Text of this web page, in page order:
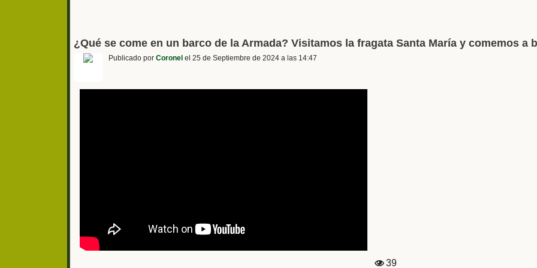
¿Qué se come en un barco de la Armada? Visitamos la fragata Santa María y comemos a
Publicado por Coronel el 25 de Septiembre de 2024 a las 14:47
39